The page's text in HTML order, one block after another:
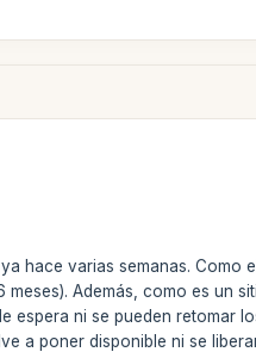
hace varias semanas. Como
Además, como es un
espera ni se pueden retomar
a poner disponible ni se